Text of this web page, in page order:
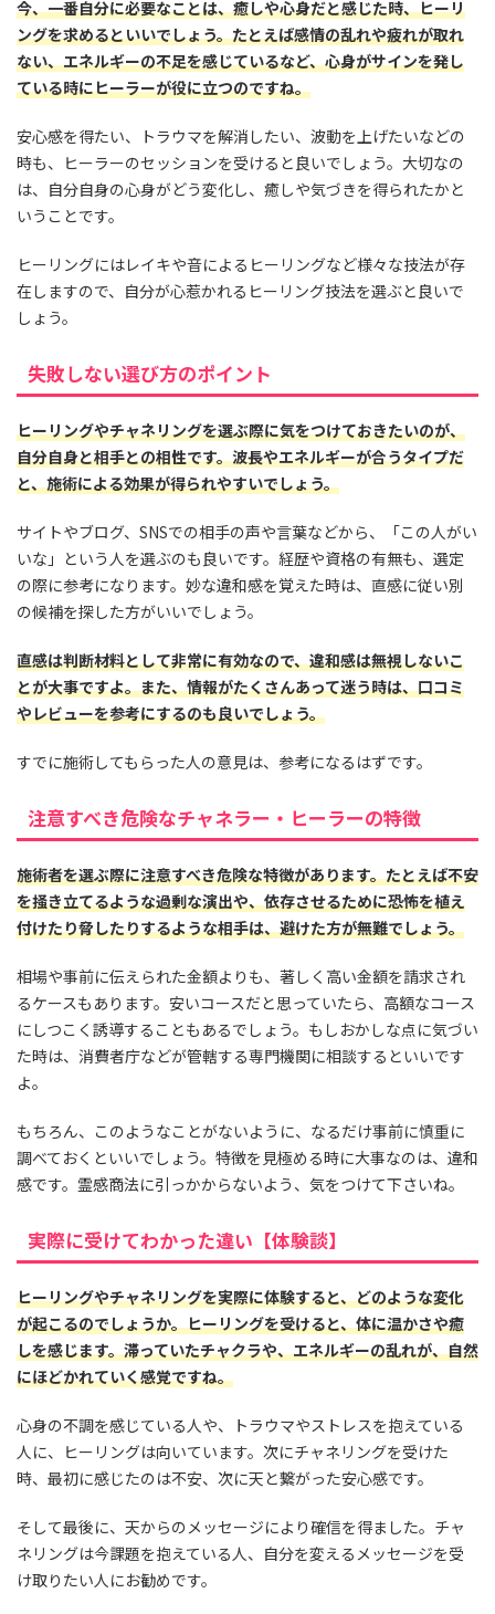
今、一番自分に必要なことは、癒しや心身だと感じた時、ヒーリ
ングを求めるといいでしょう。たとえば感情の乱れや疲れが取れ
ない、エネルギーの不足を感じているなど、心身がサインを発し
ている時にヒーラーが役に立つのですね。
安心感を得たい、トラウマを解消したい、波動を上げたいなどの
時も、ヒーラーのセッションを受けると良いでしょう。大切なの
は、自分自身の心身がどう変化し、癒しや気づきを得られたかと
いうことです。
ヒーリングにはレイキや音によるヒーリングなど様々な技法が存
在しますので、自分が心惹かれるヒーリング技法を選ぶと良いで
しょう。
失敗しない選び方のポイント
ヒーリングやチャネリングを選ぶ際に気をつけておきたいのが、
自分自身と相手との相性です。波長やエネルギーが合うタイプだ
と、施術による効果が得られやすいでしょう。
サイトやブログ、SNSでの相手の声や言葉などから、「この人がい
いな」という人を選ぶのも良いです。経歴や資格の有無も、選定
の際に参考になります。妙な違和感を覚えた時は、直感に従い別
の候補を探した方がいいでしょう。
直感は判断材料として非常に有効なので、違和感は無視しないこ
とが大事ですよ。また、情報がたくさんあって迷う時は、口コミ
やレビューを参考にするのも良いでしょう。
すでに施術してもらった人の意見は、参考になるはずです。
注意すべき危険なチャネラー・ヒーラーの特徴
施術者を選ぶ際に注意すべき危険な特徴があります。たとえば不安
を掻き立てるような過剰な演出や、依存させるために恐怖を植え
付けたり脅したりするような相手は、避けた方が無難でしょう。
相場や事前に伝えられた金額よりも、著しく高い金額を請求され
るケースもあります。安いコースだと思っていたら、高額なコース
にしつこく誘導することもあるでしょう。もしおかしな点に気づい
た時は、消費者庁などが管轄する専門機関に相談するといいです
よ。
もちろん、このようなことがないように、なるだけ事前に慎重に
調べておくといいでしょう。特徴を見極める時に大事なのは、違和
感です。霊感商法に引っかからないよう、気をつけて下さいね。
実際に受けてわかった違い【体験談】
ヒーリングやチャネリングを実際に体験すると、どのような変化
が起こるのでしょうか。ヒーリングを受けると、体に温かさや癒
しを感じます。滞っていたチャクラや、エネルギーの乱れが、自然
にほどかれていく感覚ですね。
心身の不調を感じている人や、トラウマやストレスを抱えている
人に、ヒーリングは向いています。次にチャネリングを受けた
時、最初に感じたのは不安、次に天と繋がった安心感です。
そして最後に、天からのメッセージにより確信を得ました。チャ
ネリングは今課題を抱えている人、自分を変えるメッセージを受
け取りたい人にお勧めです。